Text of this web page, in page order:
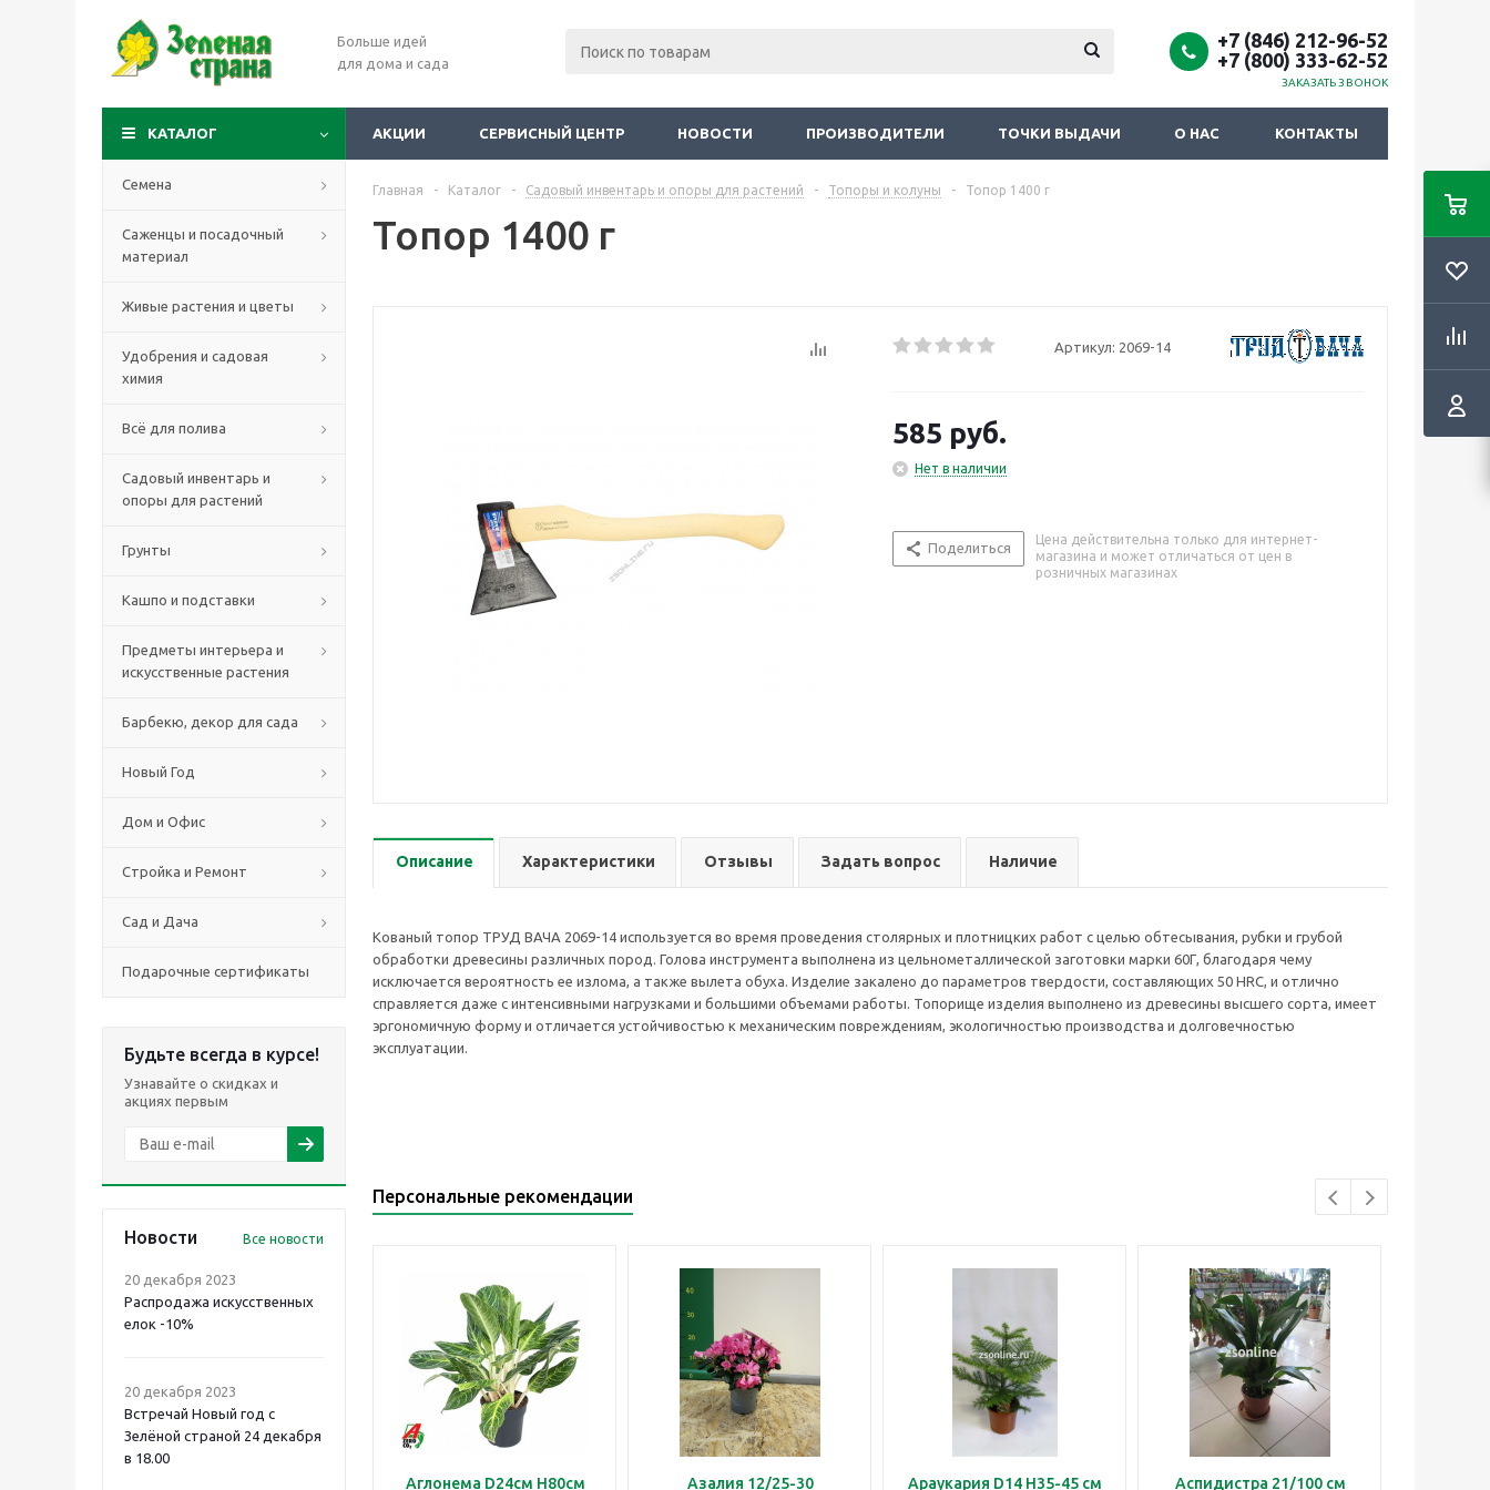
Больше идей
для дома и сада
+7 (846) 212-96-52
+7 (800) 333-62-52
ЗАКАЗАТЬ ЗВОНОК
КАТАЛОГ АКЦИИ СЕРВИСНЫЙ ЦЕНТР НОВОСТИ ПРОИЗВОДИТЕЛИ ТОЧКИ ВЫДАЧИ О НАС КОНТАКТЫ
Семена
Саженцы и посадочный
материал
Живые растения и цветы
Удобрения и садовая
химия
Всё для полива
Садовый инвентарь и
опоры для растений
Грунты
Кашпо и подставки
Предметы интерьера и
искусственные растения
Барбекю, декор для сада
Новый Год
Дом и Офис
Стройка и Ремонт
Сад и Дача
Подарочные сертификаты
Будьте всегда в курсе!
Узнавайте о скидках и
акциях первым
Новости Все новости
20 декабря 2023
Распродажа искусственных
елок -10%
20 декабря 2023
Встречай Новый год с
Зелёной страной 24 декабря
в 18.00
Главная - Каталог - Садовый инвентарь и опоры для растений - Топоры и колуны - Топор 1400 г
Топор 1400 г
Артикул: 2069-14
585 руб.
Нет в наличии
Поделиться
Цена действительна только для интернет-
магазина и может отличаться от цен в
розничных магазинах
Описание Характеристики Отзывы Задать вопрос Наличие
Кованый топор ТРУД ВАЧА 2069-14 используется во время проведения столярных и плотницких работ с целью обтесывания, рубки и грубой
обработки древесины различных пород. Голова инструмента выполнена из цельнометаллической заготовки марки 60Г, благодаря чему
исключается вероятность ее излома, а также вылета обуха. Изделие закалено до параметров твердости, составляющих 50 HRC, и отлично
справляется даже с интенсивными нагрузками и большими объемами работы. Топорище изделия выполнено из древесины высшего сорта, имеет
эргономичную форму и отличается устойчивостью к механическим повреждениям, экологичностью производства и долговечностью
эксплуатации.
Персональные рекомендации
Аглонема D24см H80см Азалия 12/25-30 Араукария D14 H35-45 см Аспидистра 21/100 см